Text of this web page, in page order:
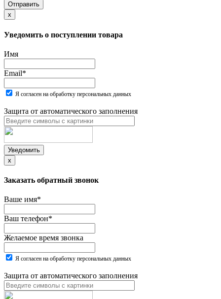
Отправить
x
Уведомить о поступлении товара
Имя
Email*
Я согласен на обработку персональных данных
Защита от автоматического заполнения
Уведомить
x
Заказать обратный звонок
Ваше имя*
Ваш телефон*
Желаемое время звонка
Я согласен на обработку персональных данных
Защита от автоматического заполнения